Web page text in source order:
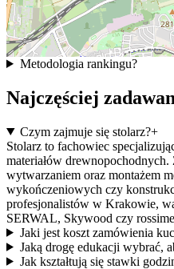
Metodologia rankingu?
Najczęściej
Czym zajmuje się stolarz?+
Stolarz to fachowiec
materiałów
wytwarzaniem oraz montażem
wykończeniowych czy
profesjonalistów w Krakowie,
SERWAL, Skywood czy
Jaki jest koszt zamówienia
Jaką drogę edukacji wybrać,
Jak kształtują się stawki